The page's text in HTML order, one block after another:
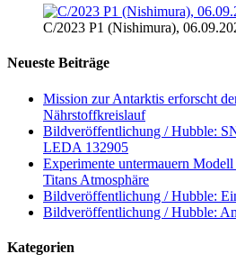
C/2023 P1 (Nishimura),
Neueste Beiträge
Mission zur Antarktis erforscht
Nährstoffkreislauf
Bildveröffentlichung / Hubble:
LEDA 132905
Experimente untermauern
Titans Atmosphäre
Bildveröffentlichung / Hubble:
Bildveröffentlichung / Hubble:
Kategorien